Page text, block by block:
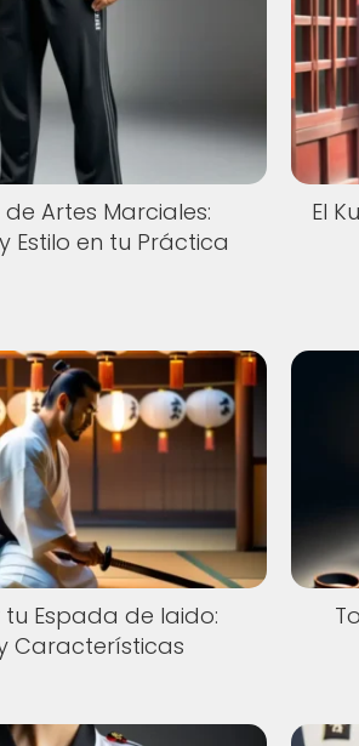
Artes Marciales:
Estilo en tu Práctica
El
tu Espada de Iaido:
Características